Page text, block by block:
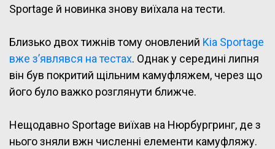
Sportage й новинка знову виїхала на тести.
Близько двох тижнів тому оновлений Kia Sportage
вже з’являвся на тестах. Однак у середині липня
він був покритий щільним камуфляжем, через що
його було важко розглянути ближче.
Нещодавно Sportage виїхав на Нюрбургринг, де з
нього зняли вжн численні елементи камуфляжу.